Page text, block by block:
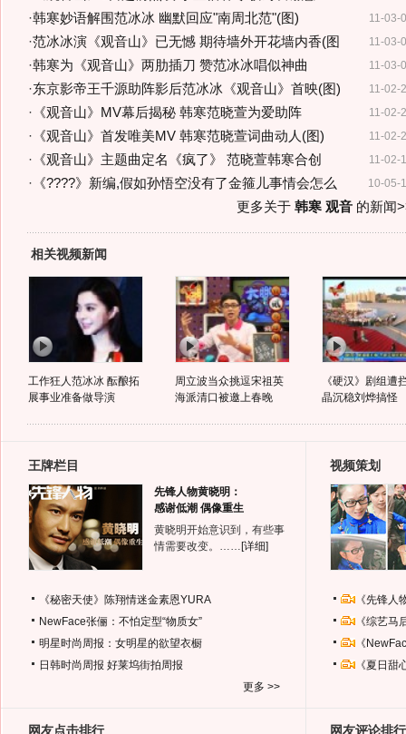
11-03-
·韩寒妙语解围范冰冰 幽默回应"南周北范"(图)
11-03-
·范冰冰演《观音山》已无憾 期待墙外开花墙内香(图
11-03-
·韩寒为《观音山》两肋插刀 赞范冰冰唱似神曲
11-02-
·东京影帝王千源助阵影后范冰冰《观音山》首映(图)
11-02-
· 《观音山》MV幕后揭秘 韩寒范晓萱为爱助阵
11-02-
· 《观音山》首发唯美MV 韩寒范晓萱词曲动人(图)
11-02-
· 《观音山》主题曲定名《疯了》 范晓萱韩寒合创
10-05-
· 《????》新编,假如孙悟空没有了金箍儿事情会怎么
更多关于 韩寒 观音的新闻
相关视频新闻
工作狂人范冰冰 酝酿拓
展事业准备做导演
周立波当众挑逗宋祖英
海派清口被邀上春晚
《硬汉》剧组遭
晶沉稳刘烨搞怪
王牌栏目
先锋人物黄晓明：
感谢低潮 偶像重生
黄晓明开始意识到，有些事
情需要改变。…… [详细]
《秘密天使》陈翔情迷金素恩YURA
NewFace张俪：不怕定型“物质女”
明星时尚周报：女明星的欲望衣橱
日韩时尚周报 好莱坞街拍周报
更多 >>
视频策划
《先锋
《综艺
《
《夏日
网友点击排行 网友评论排行